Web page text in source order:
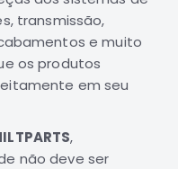
transmissão,
e muito
os produtos
em seu
,
não deve ser